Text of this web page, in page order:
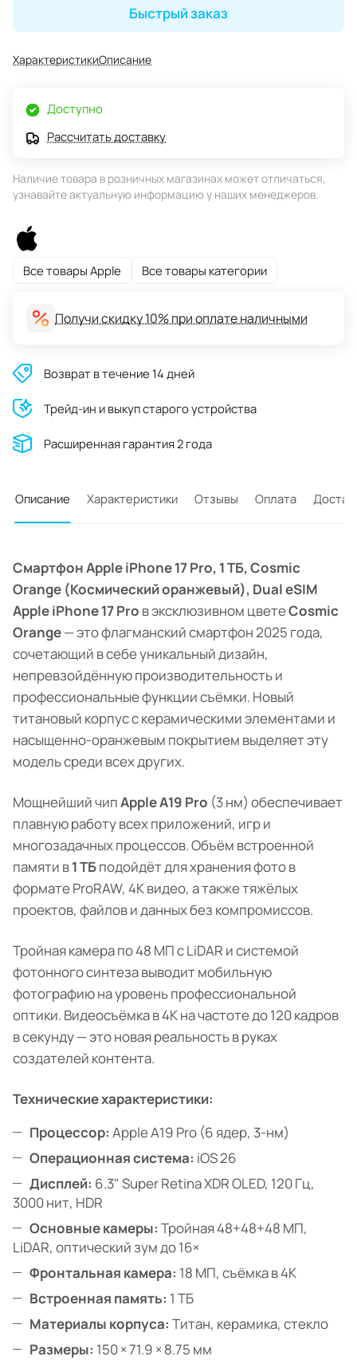
Быстрый заказ
ХарактеристикиОписание
Доступно
Рассчитать доставку
Наличие товара в розничных магазинах может отличаться,
узнавайте актуальную информацию у наших менеджеров.
Все товары Apple Все товары категории
Получи скидку 10% при оплате наличными
Возврат в течение 14 дней
Трейд-ин и выкуп старого устройства
Расширенная гарантия 2 года
Описание Характеристики Отзывы Оплата
Смартфон Apple iPhone 17 Pro, 1 ТБ, Cosmic
Orange (Космический оранжевый), Dual eSIM
Apple iPhone 17 Pro в эксклюзивном цветеCosmic
Orange— это флагманский смартфон 2025 года,
сочетающий в себе уникальный дизайн,
непревзойдённую производительность и
профессиональные функции съёмки. Новый
титановый корпус с керамическими элементами и
насыщенно-оранжевым покрытием выделяет эту
модель среди всех других.
Мощнейший чипApple A19 Pro (3 нм) обеспечивает
плавную работу всех приложений, игр и
многозадачных процессов. Объём встроенной
памяти в1 ТБподойдёт для хранения фото в
формате ProRAW, 4K видео, а также тяжёлых
проектов, файлов и данных без компромиссов.
Тройная камера по 48 МП с LiDAR и системой
фотонного синтеза выводит мобильную
фотографию на уровень профессиональной
оптики. Видеосъёмка в 4K на частоте до 120 кадров
в секунду — это новая реальность в руках
создателей контента.
Технические характеристики:
Процессор: Apple A19 Pro (6 ядер, 3-нм)
Операционная система: iOS 26
Дисплей: 6.3" Super Retina XDR OLED, 120 Гц,
3000 нит, HDR
Основные камеры: Тройная 48+48+48 МП,
LiDAR, оптический зум до 16×
Фронтальная камера: 18 МП, съёмка в 4K
Встроенная память: 1 ТБ
Материалы корпуса: Титан, керамика, стекло
Размеры: 150 × 71.9 × 8.75 мм